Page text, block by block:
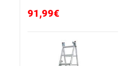
91,99€